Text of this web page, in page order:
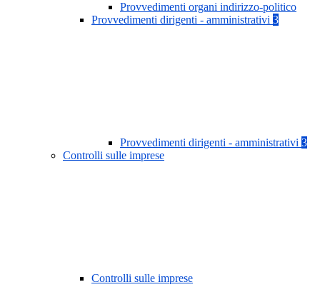
Provvedimenti organi indirizzo-politico
Provvedimenti dirigenti - amministrativi 3
Provvedimenti dirigenti - amministrativi 3
Controlli sulle imprese
Controlli sulle imprese